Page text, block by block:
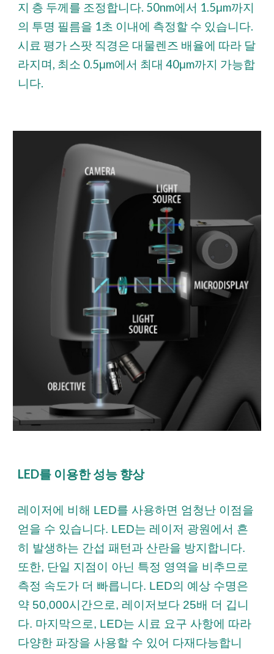
지 층 두께를 조정합니다. 50nm에서 1.5μm까지
의 투명 필름을 1초 이내에 측정할 수 있습니다.
시료 평가 스팟 직경은 대물렌즈 배율에 따라 달
라지며, 최소 0.5μm에서 최대 40μm까지 가능합
니다.
LED를 이용한 성능 향상
레이저에 비해 LED를 사용하면 엄청난 이점을
얻을 수 있습니다. LED는 레이저 광원에서 흔
히 발생하는 간섭 패턴과 산란을 방지합니다.
또한, 단일 지점이 아닌 특정 영역을 비추므로
측정 속도가 더 빠릅니다. LED의 예상 수명은
약 50,000시간으로, 레이저보다 25배 더 깁니
다. 마지막으로, LED는 시료 요구 사항에 따라
다양한 파장을 사용할 수 있어 다재다능합니